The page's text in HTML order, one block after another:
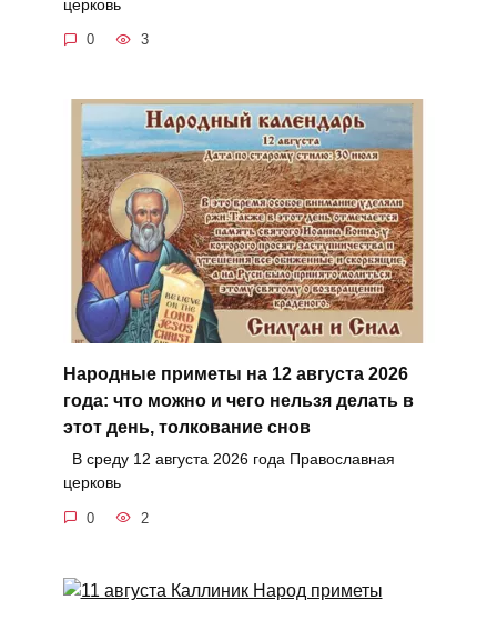
церковь
0 3
Народные приметы на 12 августа 2026
года: что можно и чего нельзя делать в
этот день, толкование снов
В среду 12 августа 2026 года Православная
церковь
0 2